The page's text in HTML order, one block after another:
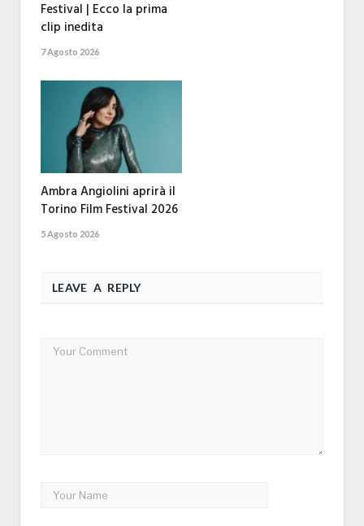
Festival | Ecco la prima
clip inedita
7 Agosto 2026
Ambra Angiolini aprirà il
Torino Film Festival 2026
5 Agosto 2026
LEAVE A REPLY